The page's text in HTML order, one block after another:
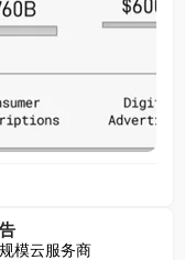
模云服务商